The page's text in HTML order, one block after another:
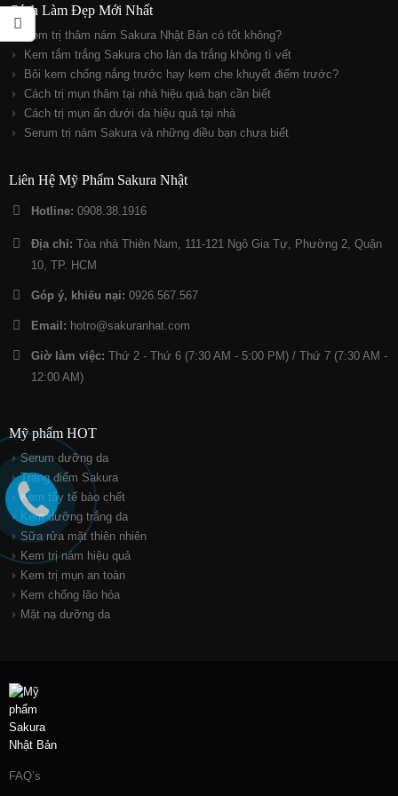
Cách Làm Đẹp Mới Nhất
Kem trị thâm nám Sakura Nhật Bản có tốt không?
Kem tắm trắng Sakura cho làn da trắng không tì vết
Bôi kem chống nắng trước hay kem che khuyết điểm trước?
Cách trị mụn thâm tại nhà hiệu quả bạn cần biết
Cách trị mụn ẩn dưới da hiệu quả tại nhà
Serum trị nám Sakura và những điều bạn chưa biết
Liên Hệ Mỹ Phẩm Sakura Nhật
Hotline: 0908.38.1916
Địa chỉ: Tòa nhà Thiên Nam, 111-121 Ngô Gia Tự, Phường 2, Quận
10, TP. HCM
Góp ý, khiếu nại: 0926.567.567
Email: hotro@sakuranhat.com
Giờ làm việc: Thứ 2 - Thứ 6 (7:30 AM - 5:00 PM) / Thứ 7 (7:30 AM -
12:00 AM)
Mỹ phẩm HOT
Serum dưỡng da
Trang điểm Sakura
Kem tẩy tế bào chết
Kem dưỡng trắng da
Sữa rửa mặt thiên nhiên
Kem trị nám hiệu quả
Kem trị mụn an toàn
Kem chống lão hóa
Mặt nạ dưỡng da
FAQ’s